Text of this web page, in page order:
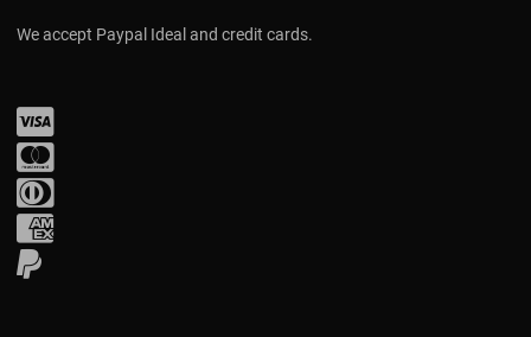
We accept Paypal Ideal and credit cards.
PayPal